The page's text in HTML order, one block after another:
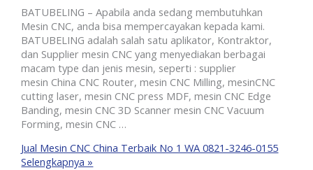
BATUBELING – Apabila anda sedang membutuhkan
Mesin CNC, anda bisa mempercayakan kepada kami.
BATUBELING adalah salah satu aplikator, Kontraktor,
dan Supplier mesin CNC yang menyediakan berbagai
macam type dan jenis mesin, seperti : supplier
mesin China CNC Router, mesin CNC Milling, mesinCNC
cutting laser, mesin CNC press MDF, mesin CNC Edge
Banding, mesin CNC 3D Scanner mesin CNC Vacuum
Forming, mesin CNC …
Jual Mesin CNC China Terbaik No 1 WA 0821-3246-0155
Selengkapnya »